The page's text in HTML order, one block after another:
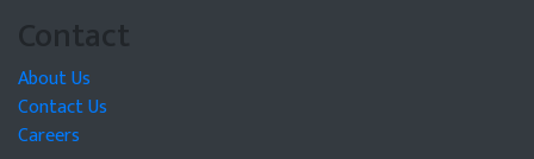
Contact
About Us
Contact Us
Careers